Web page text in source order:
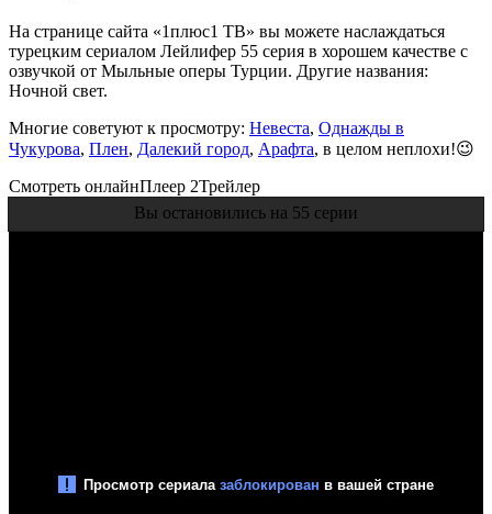
На странице сайта «1плюс1 ТВ» вы можете наслаждаться
турецким сериалом Лейлифер 55 серия в хорошем качестве с
озвучкой от Мыльные оперы Турции. Другие названия:
Ночной свет.
Многие советуют к просмотру: Невеста, Однажды в
Чукурова, Плен, Далекий город, Арафта, в целом неплохи!😉
Смотреть онлайнПлеер 2Трейлер
Вы остановились на 55 серии